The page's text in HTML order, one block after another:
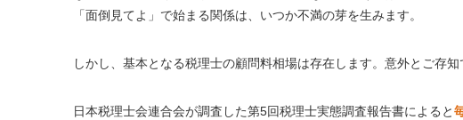
「面倒見てよ」で始まる関係は、いつか不満の芽を生みます。
しかし、基本となる税理士の顧問料相場は存在します。意外とご存
日本税理士会連合会が調査した第5回税理士実態調査報告書によると